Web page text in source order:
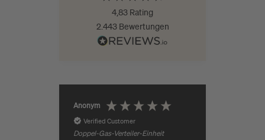
4,83 Rating
2.443 Bewertungen
Anonym
Verified Customer
Doppel-Gas-Verteiler-Einheit